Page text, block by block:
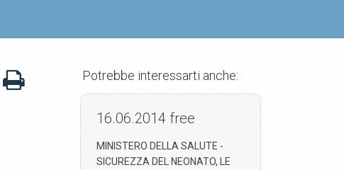
Potrebbe interessarti anche:
16.06.2014 free
MINISTERO DELLA SALUTE -
SICUREZZA DEL NEONATO, LE